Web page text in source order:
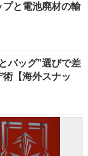
と電池廃材の輸
バッグ”選びで差
【海外スナッ